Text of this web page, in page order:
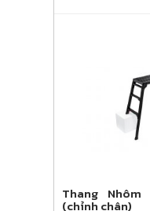
Thang Nhôm
(chỉnh chân)